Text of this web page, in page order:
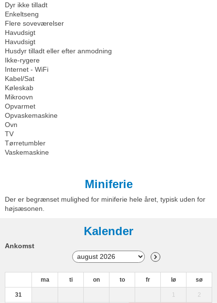
Dyr ikke tilladt
Enkeltseng
Flere soveværelser
Havudsigt
Havudsigt
Husdyr tilladt eller efter anmodning
Ikke-rygere
Internet - WiFi
Kabel/Sat
Køleskab
Mikroovn
Opvarmet
Opvaskemaskine
Ovn
TV
Tørretumbler
Vaskemaskine
Miniferie
Der er begrænset mulighed for miniferie hele året, typisk uden for
højsæsonen.
Kalender
Ankomst
ma ti on to fr lø sø
31 1 2